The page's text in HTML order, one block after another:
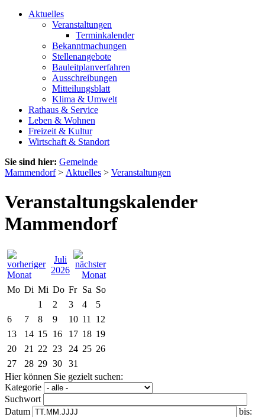
Aktuelles
Veranstaltungen
Terminkalender
Bekanntmachungen
Stellenangebote
Bauleitplanverfahren
Ausschreibungen
Mitteilungsblatt
Klima & Umwelt
Rathaus & Service
Leben & Wohnen
Freizeit & Kultur
Wirtschaft & Standort
Sie sind hier: Gemeinde
Mammendorf> Aktuelles > Veranstaltungen
Veranstaltungskalender
Mammendorf
Juli
2026
Mo Di Mi Do Fr Sa So
1
2 3 4
5
6
7 8 9 10 11
12
13
14 15 16 17 18 19
20
21 22 23 24 25 26
27
28 29 30
31
Hier können Sie gezielt suchen:
Kategorie
Suchwort
Datum
bis: